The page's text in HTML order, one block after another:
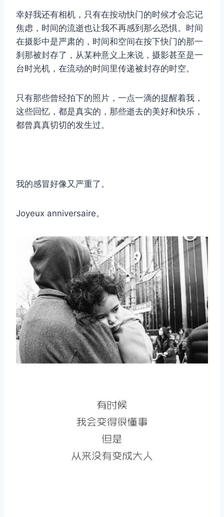
幸好我还有相机，只有在按动快门的时候才会忘记
焦虑，时间的流逝也让我不再感到那么恐惧。时间
在摄影中是严肃的，时间和空间在按下快门的那一
刹那被封存了，从某种意义上来说，摄影甚至是一
台时光机，在流动的时间里传递被封存的时空。
只有那些曾经拍下的照片，一点一滴的提醒着我，
这些回忆，都是真实的，那些逝去的美好和快乐，
都曾真真切切的发生过。
我的感冒好像又严重了。
Joyeux anniversaire。